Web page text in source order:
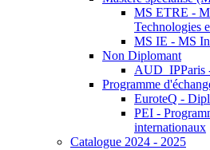
MS ETRE -
Technologies
MS IE - MS
Non Diplomant
AUD_IPParis
Programme
EuroteQ -
PEI -
internationaux
Catalogue 2024 - 2025